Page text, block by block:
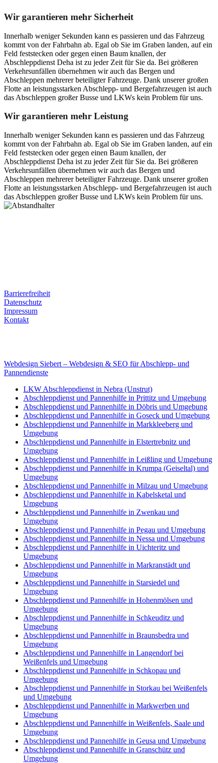
Wir garantieren mehr Sicherheit
Innerhalb weniger Sekunden kann es passieren und das Fahrzeug
kommt von der Fahrbahn ab. Egal ob Sie im Graben landen, auf ein
Feld feststecken oder gegen einen Baum knallen, der
Abschleppdienst Deha ist zu jeder Zeit für Sie da. Bei größeren
Verkehrsunfällen übernehmen wir auch das Bergen und
Abschleppen mehrerer beteiligter Fahrzeuge. Dank unserer großen
Flotte an leistungsstarken Abschlepp- und Bergefahrzeugen ist auch
das Abschleppen großer Busse und LKWs kein Problem für uns.
Wir garantieren mehr Leistung
Innerhalb weniger Sekunden kann es passieren und das Fahrzeug
kommt von der Fahrbahn ab. Egal ob Sie im Graben landen, auf ein
Feld feststecken oder gegen einen Baum knallen, der
Abschleppdienst Deha ist zu jeder Zeit für Sie da. Bei größeren
Verkehrsunfällen übernehmen wir auch das Bergen und
Abschleppen mehrerer beteiligter Fahrzeuge. Dank unserer großen
Flotte an leistungsstarken Abschlepp- und Bergefahrzeugen ist auch
das Abschleppen großer Busse und LKWs kein Problem für uns.
Barrierefreiheit
Datenschutz
Impressum
Kontakt
Webdesign Siebert – Webdesign & SEO für Abschlepp- und
Pannendienste
LKW Abschleppdienst in Nebra (Unstrut)
Abschleppdienst und Pannenhilfe in Prittitz und Umgebung
Abschleppdienst und Pannenhilfe in Döbris und Umgebung
Abschleppdienst und Pannenhilfe in Goseck und Umgebung
Abschleppdienst und Pannenhilfe in Markkleeberg und
Umgebung
Abschleppdienst und Pannenhilfe in Elstertrebnitz und
Umgebung
Abschleppdienst und Pannenhilfe in Leißling und Umgebung
Abschleppdienst und Pannenhilfe in Krumpa (Geiseltal) und
Umgebung
Abschleppdienst und Pannenhilfe in Milzau und Umgebung
Abschleppdienst und Pannenhilfe in Kabelsketal und
Umgebung
Abschleppdienst und Pannenhilfe in Zwenkau und
Umgebung
Abschleppdienst und Pannenhilfe in Pegau und Umgebung
Abschleppdienst und Pannenhilfe in Nessa und Umgebung
Abschleppdienst und Pannenhilfe in Uichteritz und
Umgebung
Abschleppdienst und Pannenhilfe in Markranstädt und
Umgebung
Abschleppdienst und Pannenhilfe in Starsiedel und
Umgebung
Abschleppdienst und Pannenhilfe in Hohenmölsen und
Umgebung
Abschleppdienst und Pannenhilfe in Schkeuditz und
Umgebung
Abschleppdienst und Pannenhilfe in Braunsbedra und
Umgebung
Abschleppdienst und Pannenhilfe in Langendorf bei
Weißenfels und Umgebung
Abschleppdienst und Pannenhilfe in Schkopau und
Umgebung
Abschleppdienst und Pannenhilfe in Storkau bei Weißenfels
und Umgebung
Abschleppdienst und Pannenhilfe in Markwerben und
Umgebung
Abschleppdienst und Pannenhilfe in Weißenfels, Saale und
Umgebung
Abschleppdienst und Pannenhilfe in Geusa und Umgebung
Abschleppdienst und Pannenhilfe in Granschütz und
Umgebung